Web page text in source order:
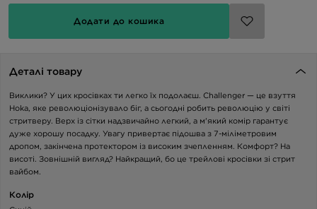
Додати до кошика
Деталі товару
Виклики? У цих кросівках ти легко їх подолаєш. Challenger — це взуття
Hoka, яке революціонізувало біг, а сьогодні робить революцію у світі
стритверу. Верх із сітки надзвичайно легкий, а м'який комір гарантує
дуже хорошу посадку. Увагу привертає підошва з 7-міліметровим
дропом, закінчена протектором із високим зчепленням. Комфорт? На
висоті. Зовнішній вигляд? Найкращий, бо це трейлові кросівки зі стрит
вайбом.
Колір